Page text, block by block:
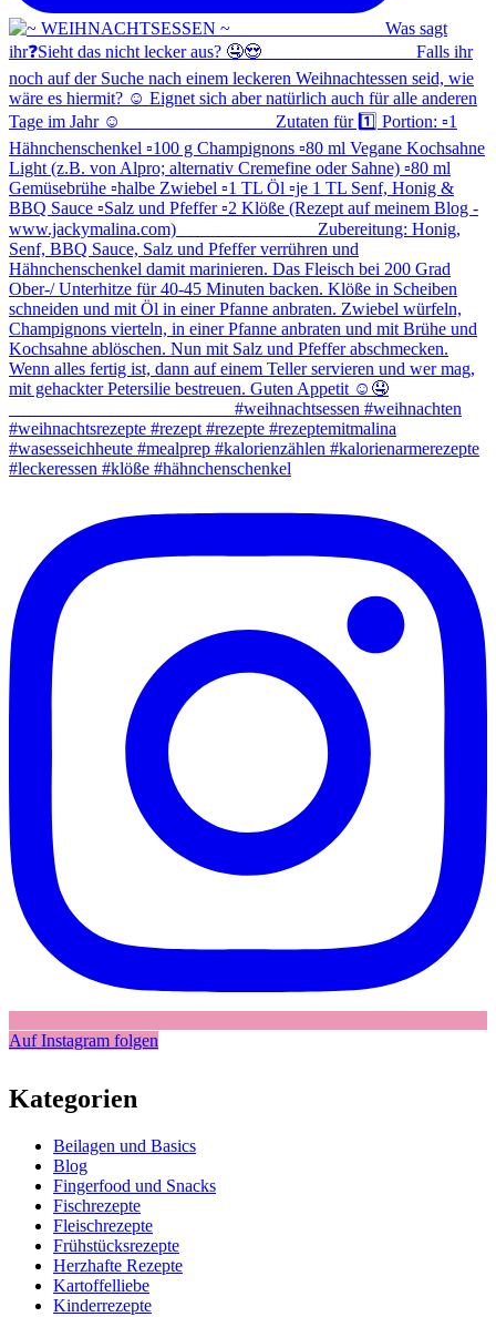
Auf Instagram folgen
Kategorien
Beilagen und Basics
Blog
Fingerfood und Snacks
Fischrezepte
Fleischrezepte
Frühstücksrezepte
Herzhafte Rezepte
Kartoffelliebe
Kinderrezepte